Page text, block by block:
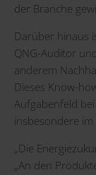
der Branche
Darüber hinaus
QNG-Auditor
anderem
Dieses Know-
Aufgabenfeld
insbesondere
„Die
„An den